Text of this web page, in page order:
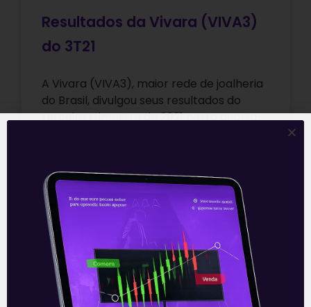
Resultados da Vivara (VIVA3)
do 3T21
A Vivara (VIVA3), maior rede de joalheria
do Brasil, divulgou seus resultados do
terceiro trimestre de 2021 nesta quarta-
Leia mais
11/11/2021
E EU COM ISSO